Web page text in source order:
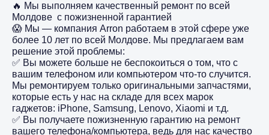
🔥 Мы выполняем качественный ремонт по всей
Молдове с пожизненной гарантией
😱 Мы — компания Arron работаем в этой сфере уже
более 10 лет по всей Молдове. Мы предлагаем вам
решение этой проблемы:
✅ Вы можете больше не беспокоиться о том, что с
вашим телефоном или компьютером что-то случится.
Мы ремонтируем только оригинальными запчастями,
которые есть у нас на складе для всех марок
гаджетов: iPhone, Samsung, Lenovo, Xiaomi и т.д.
✅ Вы получаете пожизненную гарантию на ремонт
вашего телефона/компьютера, ведь для нас качество